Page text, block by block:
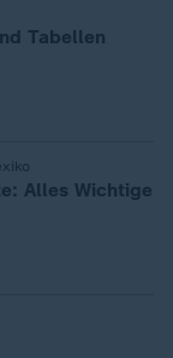
Tabellen
Alles Wichtige